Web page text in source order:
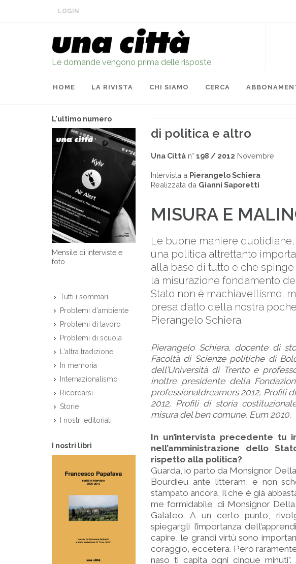
LOGIN
Le domande vengono prima delle risposte
HOME LA RIVISTA CHI SIAMO CERCA
L'ultimo numero
Mensile di interviste e
foto
Tutti i sommari
Problemi d'ambiente
Problemi di lavoro
Problemi di scuola
L'altra tradizione
In memoria
Internazionalismo
Ricordarsi
Storie
I nostri editoriali
I nostri libri
di politica e altro
Una Città n° 198 / 2012 Novembre
Intervista a Pierangelo Schiera
Realizzata da Gianni Saporetti
MISURA E
Le buone maniere
una politica altrettanto
alla base di tutto e che
la misurazione fondamento
Stato non è machiavellismo,
presa d’atto della nostra
Pierangelo Schiera.
Pierangelo Schiera, docente di
Facoltà di Scienze politiche di
dell’Università di Trento e
inoltre presidente della
professionaldreamers 2012, Profili
2012, Profili di storia
misura del ben comune, Eum 2010.
In un’intervista precedente
nell’amministrazione dello
rispetto alla politica?
Guarda, io parto da Monsignor
Bourdieu ante litteram, e non
stampato ancora, il che è già
me formidabile, di Monsignor
Galateo. A un certo punto,
spiegargli l’importanza
capire, le grandi virtù sono
coraggio, eccetera. Però
naso ti capita ogni cinque